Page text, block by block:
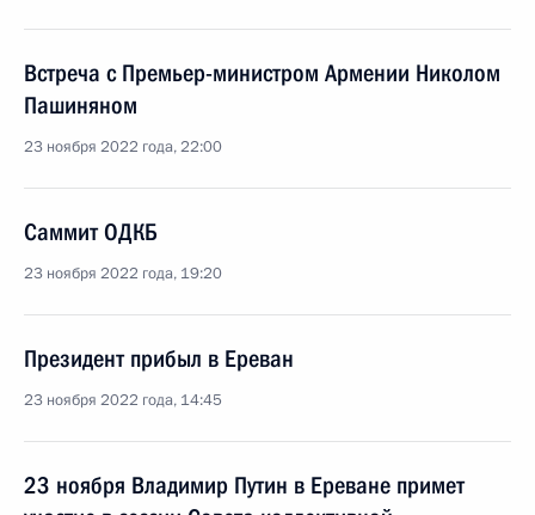
Встреча с Премьер-министром Армении Николом
Пашиняном
23 ноября 2022 года, 22:00
Саммит ОДКБ
23 ноября 2022 года, 19:20
Президент прибыл в Ереван
23 ноября 2022 года, 14:45
23 ноября Владимир Путин в Ереване примет